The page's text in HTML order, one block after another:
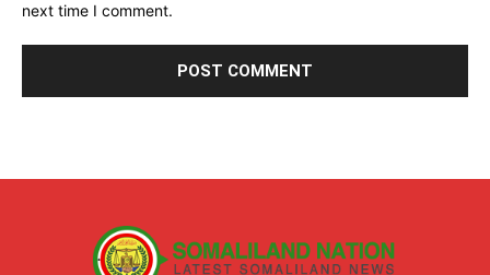
next time I comment.